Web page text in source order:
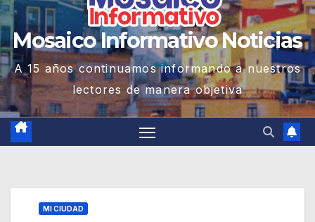
Mosaico Informativo Noticias
A 15 años continuamos informando a nuestros
lectores de manera objetiva
MI CIUDAD